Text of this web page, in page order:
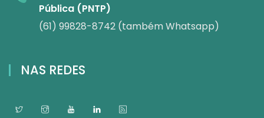
Pública (PNTP)
(61) 99828-8742 (também Whatsapp)
NAS REDES